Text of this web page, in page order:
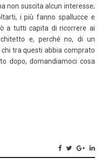
non suscita alcun interesse;
i più fanno spallucce e
a tutti capita di ricorrere ai
e, perché no, di un
tra questi abbia comprato
dopo, domandiamoci cosa